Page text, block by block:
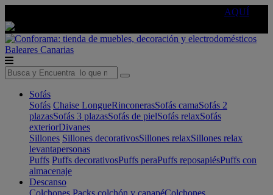
AQUÍ
Baleares Canarias
Sofás
Sofás Chaise LongueRinconerasSofás camaSofás 2
plazasSofás 3 plazasSofás de pielSofás relaxSofás
exteriorDivanes
Sillones Sillones decorativosSillones relaxSillones relax
levantapersonas
Puffs Puffs decorativosPuffs peraPuffs reposapiésPuffs con
almacenaje
Descanso
Colchones Packs colchón y canapéColchones